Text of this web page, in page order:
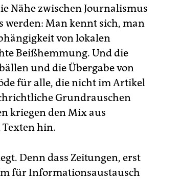
Nähe zwischen Journalismus
Man kennt sich, man
von lokalen
Beißhemmung. Und die
und die Übergabe von
für alle, die nicht im Artikel
Grundrauschen
kriegen den Mix aus
hin.
Denn dass Zeitungen, erst
für Informationsaustausch